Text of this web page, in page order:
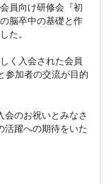
員向け研修会『初
脳卒中の基礎と作
た。
く入会された会員
参加者の交流が目的
会のお祝いとみなさ
活躍への期待をいた